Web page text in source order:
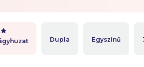
Dupla Egyszínű